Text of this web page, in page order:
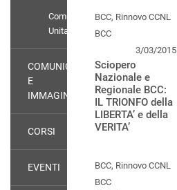
Comunicato
Unitario
COMUNICAZIONE
E
IMMAGINE
CORSI
EVENTI
BCC, Rinnovo CCNL
BCC
3/03/2015
Sciopero
Nazionale e
Regionale BCC:
IL TRIONFO della
LIBERTA’ e della
VERITA’
BCC, Rinnovo CCNL
BCC